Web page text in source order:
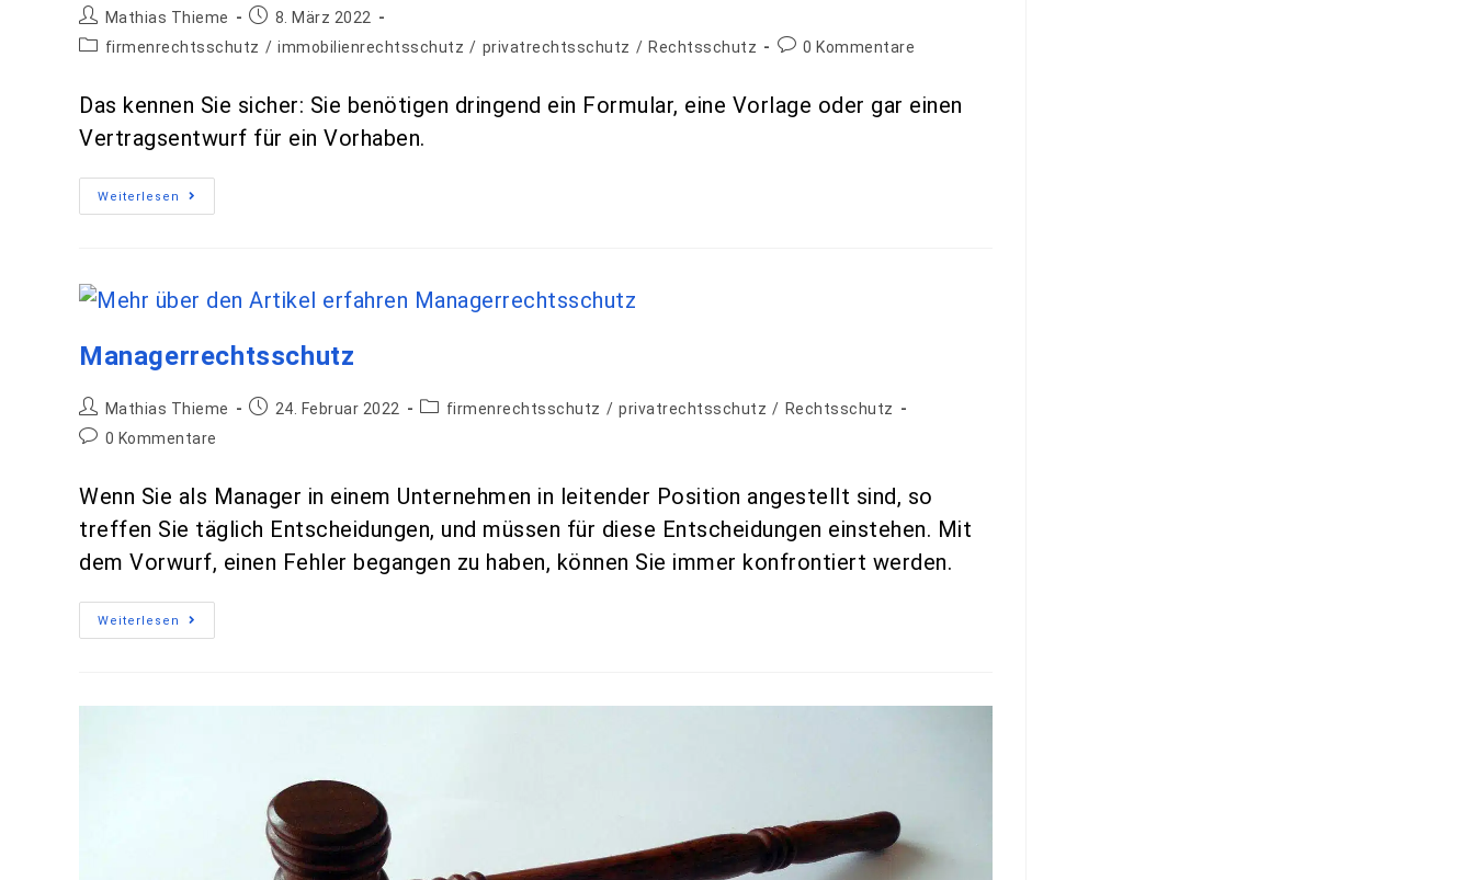
Mathias Thieme
8. März 2022
firmenrechtsschutz / immobilienrechtsschutz / privatrechtsschutz / Rechtsschutz 0 Kommentare
Das kennen Sie sicher: Sie benötigen dringend ein Formular, eine Vorlage oder gar einen
Vertragsentwurf für ein Vorhaben.
Weiterlesen
Managerrechtsschutz
Mathias Thieme 24. Februar 2022 firmenrechtsschutz / privatrechtsschutz / Rechtsschutz
0 Kommentare
Wenn Sie als Manager in einem Unternehmen in leitender Position angestellt sind, so
treffen Sie täglich Entscheidungen, und müssen für diese Entscheidungen einstehen. Mit
dem Vorwurf, einen Fehler begangen zu haben, können Sie immer konfrontiert werden.
Weiterlesen